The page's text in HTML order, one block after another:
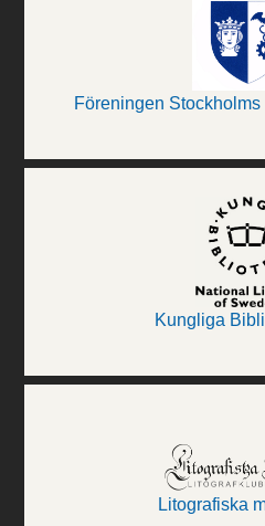
Föreningen
Kungliga
Litografiska